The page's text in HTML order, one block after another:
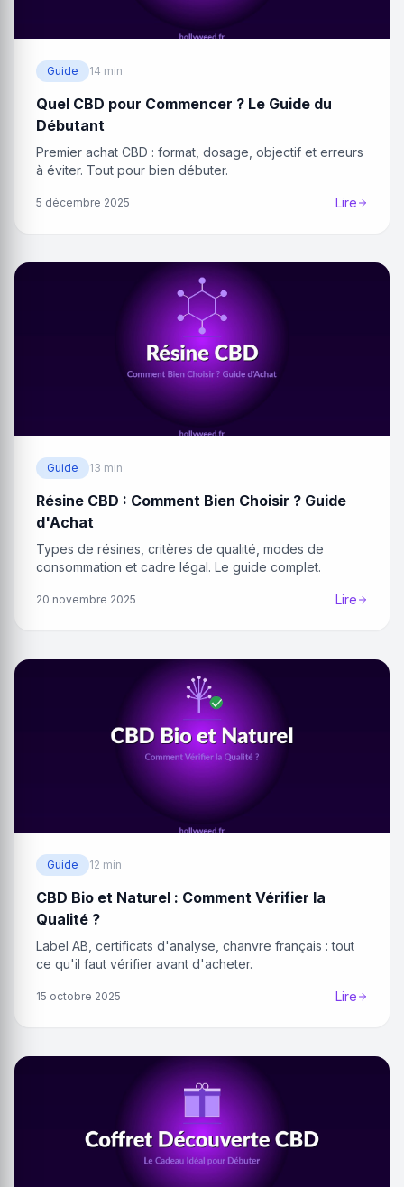
Guide 14 min
Quel CBD pour Commencer ? Le Guide du
Débutant
Premier achat CBD : format, dosage, objectif et erreurs
à éviter. Tout pour bien débuter.
5 décembre 2025 Lire
Guide 13 min
Résine CBD : Comment Bien Choisir ? Guide
d'Achat
Types de résines, critères de qualité, modes de
consommation et cadre légal. Le guide complet.
20 novembre 2025 Lire
Guide 12 min
CBD Bio et Naturel : Comment Vérifier la
Qualité ?
Label AB, certificats d'analyse, chanvre français : tout
ce qu'il faut vérifier avant d'acheter.
15 octobre 2025 Lire